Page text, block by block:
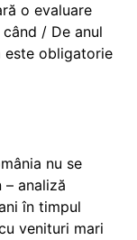
o evaluare
/ De anul
este obligatorie
nu se
analiză
în timpul
venituri mari